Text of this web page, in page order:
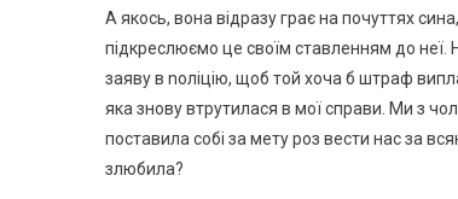
А якось, вона відразу грає на почуттях
підкреслюємо це своїм ставленням до
заяву в nоліцію, щоб той хоча б штраф
яка знову втрутилася в мої справи. Ми з
поставила собі за мету роз вести нас за
злюбила?